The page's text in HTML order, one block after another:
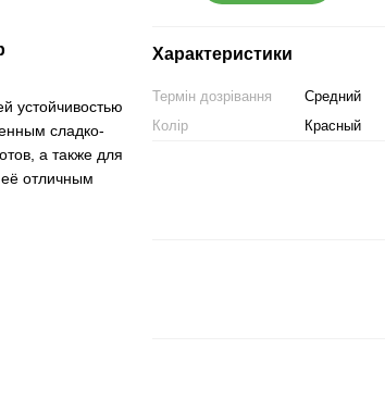
устойчивостью
сладко-
а также для
отличным
Характеристики
Термін дозрівання
Средний
Колір
Красный